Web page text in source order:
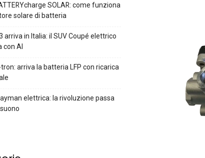
SOLAR: come funziona
solare di batteria
arriva in Italia: il SUV Coupé elettrico
con AI
arriva la batteria LFP con ricarica
elettrica: la rivoluzione passa